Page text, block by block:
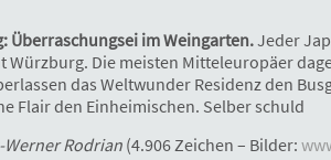
Überraschungsei im Weingarten.Jeder
Würzburg. Die meisten Mitteleuropäer
das Weltwunder Residenz den
Flair den Einheimischen. Selber schuld
Werner Rodrian(4.906 Zeichen – Bilder: